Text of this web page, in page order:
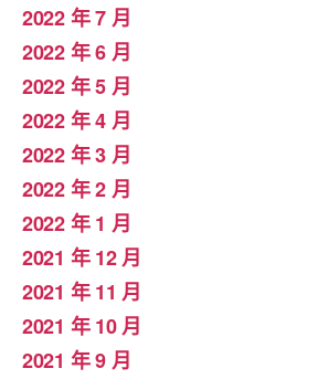
2022 年 7 月
2022 年 6 月
2022 年 5 月
2022 年 4 月
2022 年 3 月
2022 年 2 月
2022 年 1 月
2021 年 12 月
2021 年 11 月
2021 年 10 月
2021 年 9 月